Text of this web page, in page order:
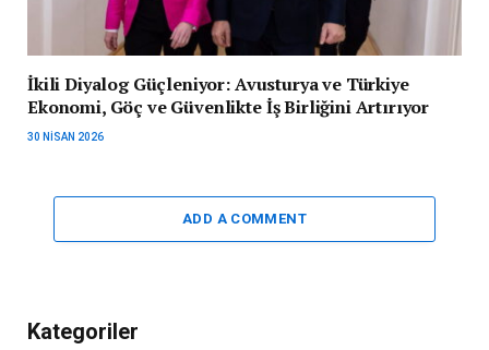
İkili Diyalog Güçleniyor: Avusturya ve Türkiye
Ekonomi, Göç ve Güvenlikte İş Birliğini Artırıyor
30 NISAN 2026
ADD A COMMENT
Kategoriler